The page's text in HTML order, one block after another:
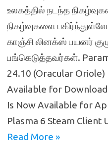
உலகத்தில் நடந்த
நிகழ்வுகளை
காஞ்சி லினக்ஸ் பயனர்
பங்கெடுத்தவர்கள்.
24.10 (Oracular Oriole)
Available for
Is Now Available for
Plasma 6 Steam
Read More »